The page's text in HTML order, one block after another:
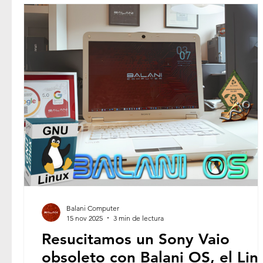
Resucitamos un Sony Vaio
obsoleto con Balani OS, el
Balani Computer
15 nov 2025
3 min de lectura